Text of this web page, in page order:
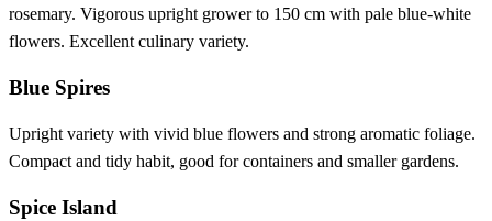
rosemary. Vigorous upright grower to 150 cm with pale blue-white
flowers. Excellent culinary variety.
Blue Spires
Upright variety with vivid blue flowers and strong aromatic foliage.
Compact and tidy habit, good for containers and smaller gardens.
Spice Island